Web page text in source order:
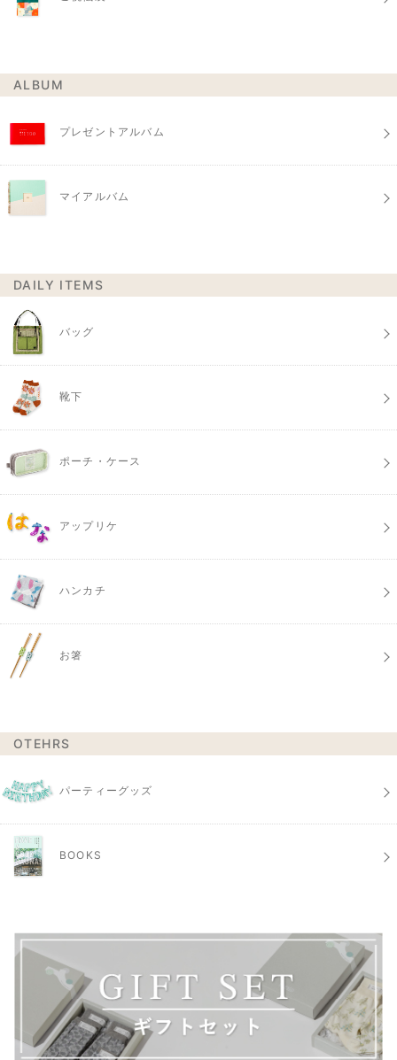
ALBUM
プレゼントアルバム
マイアルバム
DAILY ITEMS
バッグ
靴下
ポーチ・ケース
アップリケ
ハンカチ
お箸
OTEHRS
パーティーグッズ
BOOKS